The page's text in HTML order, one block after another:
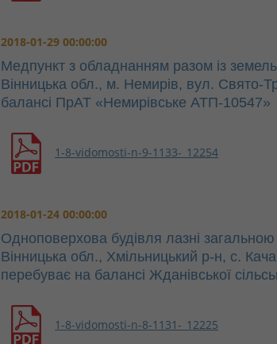
2018-01-29 00:00:00
Медпункт з обладнанням разом із
Вінницька обл., м. Немирів, вул. Свято-
балансі ПрАТ «Немирівське АТП-10547»
1-8-vidomosti-n-9-1133-_12254
2018-01-24 00:00:00
Одноповерхова будівля лазні
Вінницька обл., Хмільницький р-н, с.
перебуває на балансі Жданівської
1-8-vidomosti-n-8-1131-_12225